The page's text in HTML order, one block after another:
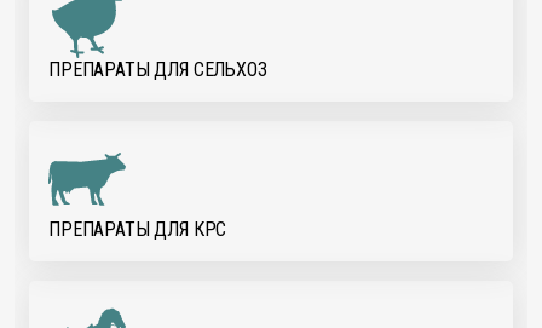
ПРЕПАРАТЫ ДЛЯ CЕЛЬХОЗ
ПРЕПАРАТЫ ДЛЯ КРС